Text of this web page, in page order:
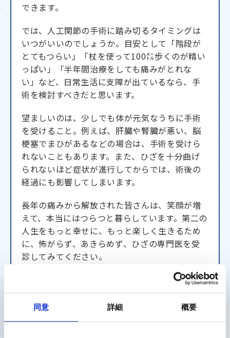
同意 詳細 概要
できます。
では、人工関節の手術に踏み切るタイミングは
いつがいいのでしょうか。目安として「階段が
とてもつらい」「杖を使って100㍍歩くのが精い
っぱい」「半年間治療をしても痛みがとれな
い」など、日常生活に支障が出ているなら、手
術を検討すべきだと思います。
望ましいのは、少しでも体が元気なうちに手術
を受けること。例えば、肝臓や腎臓が悪い、脳
梗塞でまひがあるなどの場合は、手術を受けら
れないこともあります。また、ひざを十分曲げ
られないほど症状が進行してからでは、術後の
経過にも影響してしまいます。
長年の痛みから解放された皆さんは、笑顔が増
えて、本当にはつらつと暮らしています。第二の
人生をもっと幸せに、もっと楽しく生きるため
に、怖がらず、あきらめず、ひざの専門医を受
診してみてください。
それってウソ？ホント？ひざの健康 ○
×クイズ